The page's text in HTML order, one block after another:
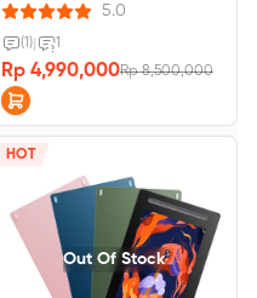
5.0
(1) 1
Rp 4,990,000Rp 8,500,000
HOT
Out Of Stock